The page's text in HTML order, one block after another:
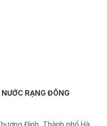
RẠNG ĐÔNG